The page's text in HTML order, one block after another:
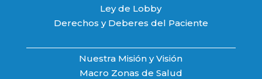
Ley de Lobby
Derechos y Deberes del Paciente
Nuestra Misión y Visión
Macro Zonas de Salud